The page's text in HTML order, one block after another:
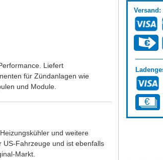
Liefert
für Zündanlagen wie
und Module.
und weitere
US-Fahrzeuge und ist ebenfalls
Markt.
Versand: